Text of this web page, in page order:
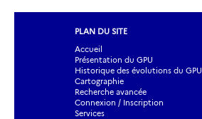
PLAN DU SITE
Accueil
Présentation du GPU
Historique des évolutions du GPU
Cartographie
Recherche avancée
Connexion / Inscription
Services